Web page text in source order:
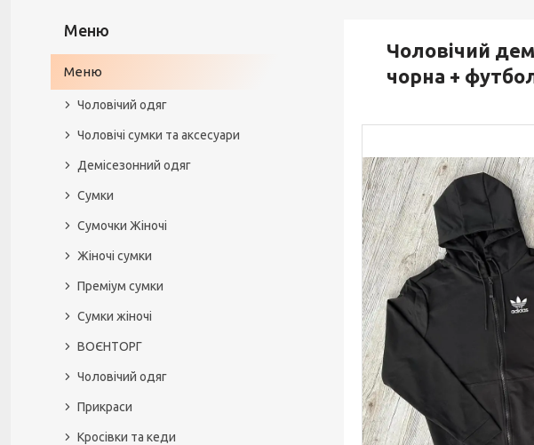
Чоловічий
чорна +
Меню
Чоловічий одяг
Чоловічі сумки та аксесуари
Демісезонний одяг
Сумки
Сумочки Жіночі
Жіночі сумки
Преміум сумки
Сумки жіночі
ВОЄНТОРГ
Чоловічий одяг
Прикраси
Кросівки та кеди